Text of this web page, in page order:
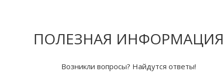
ПОЛЕЗНАЯ ИНФОРМАЦИЯ
Возникли вопросы? Найдутся ответы!